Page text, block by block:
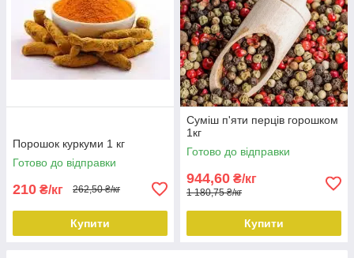
Порошок куркуми 1 кг
Готово до відправки
210 ₴/кг 262,50 ₴/кг
Купити
Суміш п'яти перців горошком
1кг
Готово до відправки
944,60 ₴/кг
1 180,75 ₴/кг
Купити